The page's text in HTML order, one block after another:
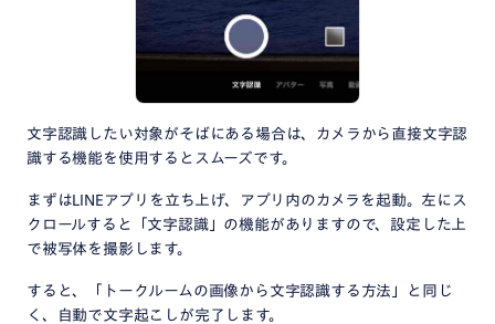
文字認識したい対象がそばにある場合は、カメラから直接文字認
識する機能を使用するとスムーズです。
まずはLINEアプリを立ち上げ、アプリ内のカメラを起動。左にス
クロールすると「文字認識」の機能がありますので、設定した上
で被写体を撮影します。
すると、「トークルームの画像から文字認識する方法」と同じ
く、自動で文字起こしが完了します。